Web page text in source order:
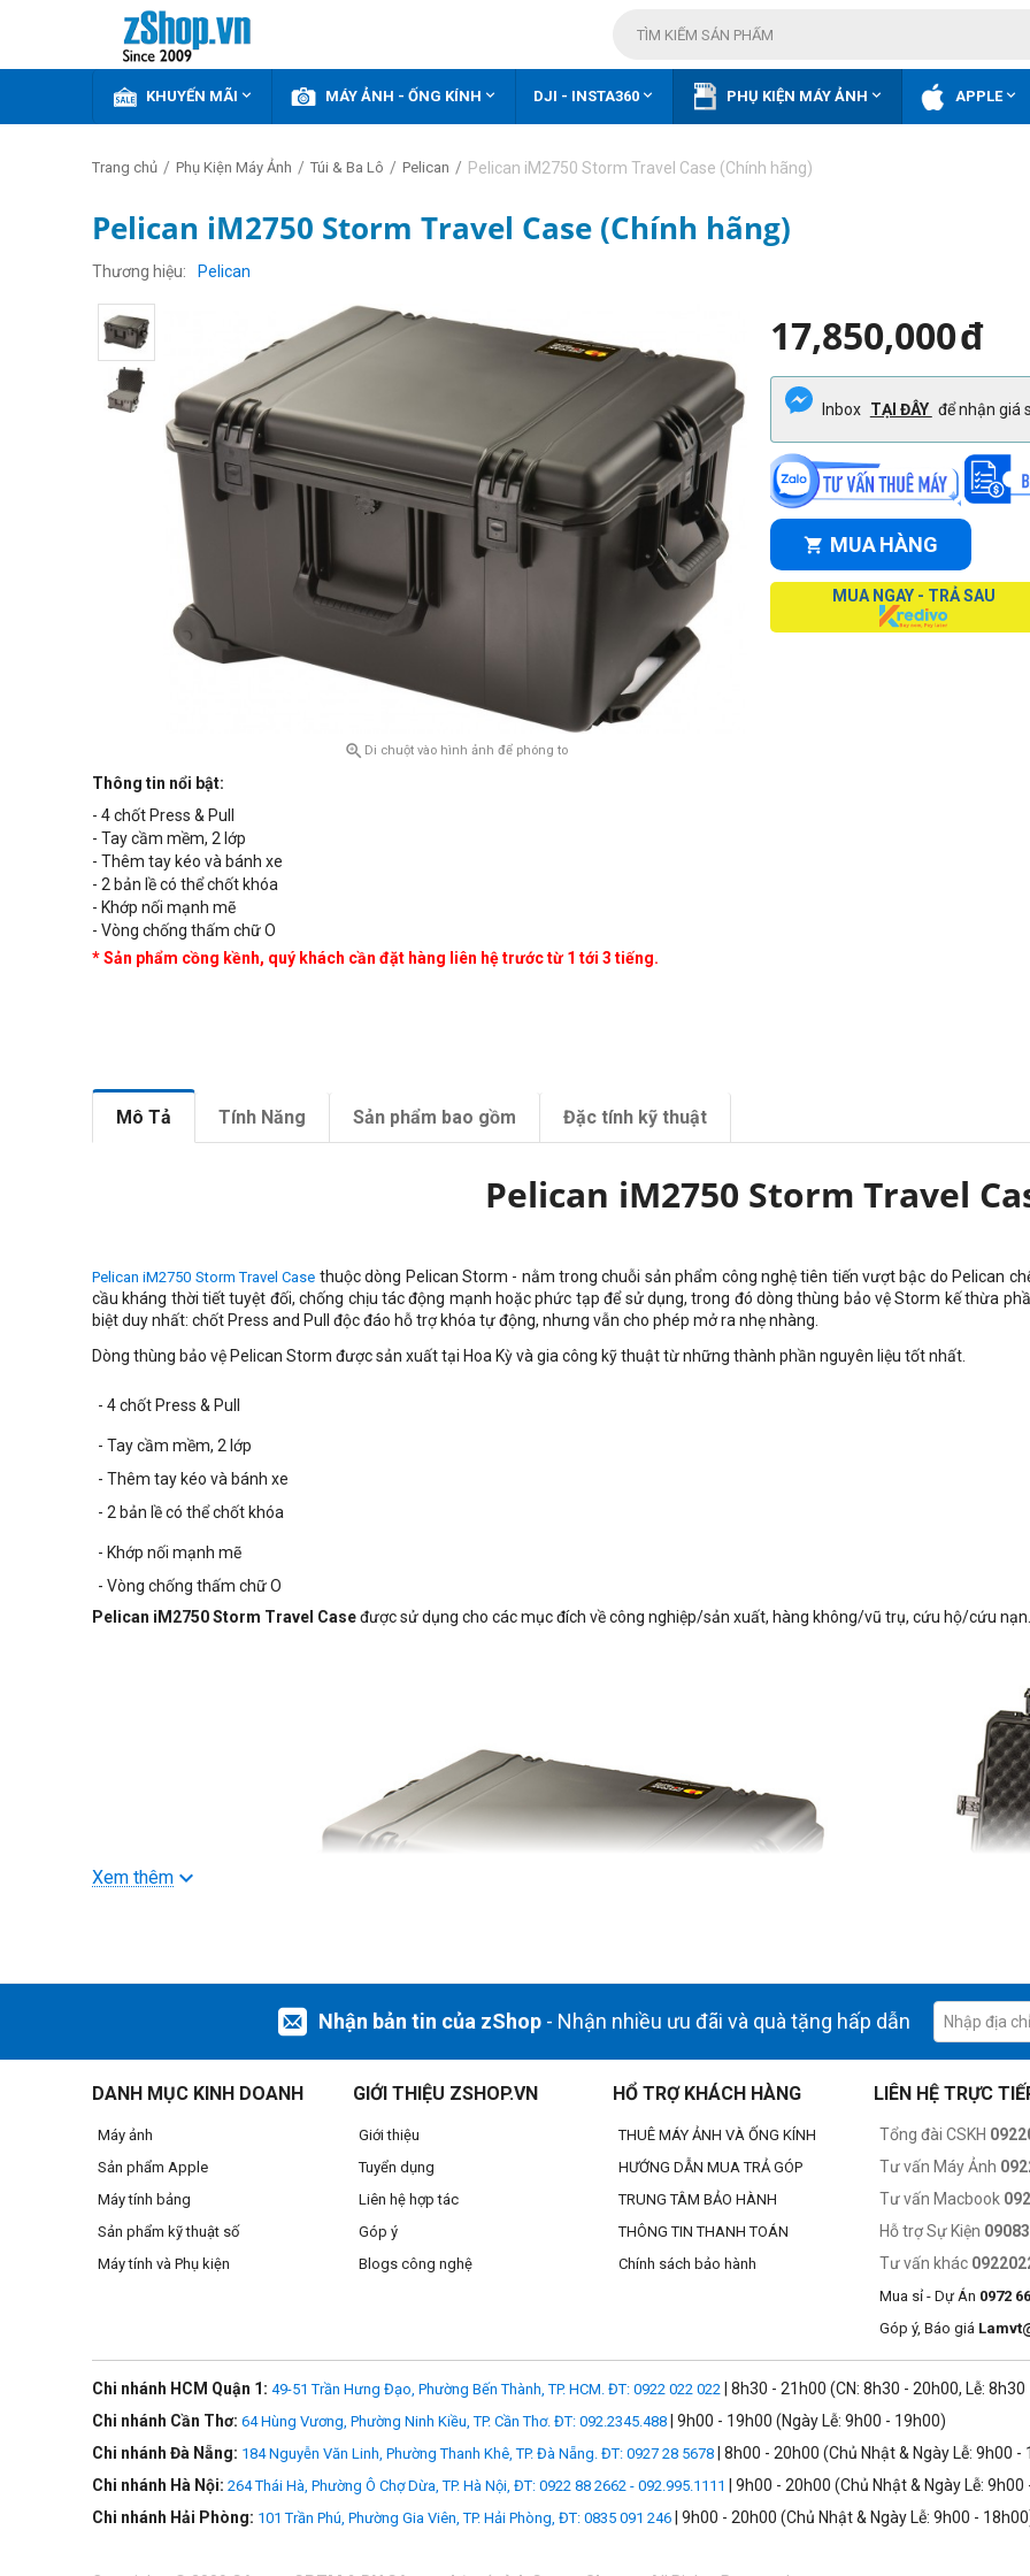
KHUYẾN MÃI  MÁY ẢNH - ỐNG KÍNH  DJI - INSTA360  PHỤ KIỆN MÁY ẢNH  APPLE
Trang chủ / Phụ Kiện Máy Ảnh / Túi & Ba Lô / Pelican / Pelican iM2750 Storm Travel Case (Chính hãng)
Pelican iM2750 Storm Travel Case (Chính hãng)
Thương hiệu Pelican
 Di chuột vào hình ảnh để phóng to
Thông tin nổi bật:
- 4 chốt Press & Pull
- Tay cầm mềm, 2 lớp
- Thêm tay kéo và bánh xe
- 2 bản lề có thể chốt khóa
- Khớp nối mạnh mẽ
- Vòng chống thấm chữ O
* Sản phẩm cồng kềnh, quý khách cần đặt hàng liên hệ trước từ 1 tới 3 tiếng.
17,850,000đ
Inbox TẠI ĐÂY để nhận giá
MUA HÀNG
MUA NGAY - TRẢ SAU
Mô Tả Tính Năng Sản phẩm bao gồm Đặc tính kỹ thuật
Pelican iM2750 Storm Travel
Pelican iM2750 Storm Travel Case thuộc dòng Pelican Storm - nằm trong chuỗi sản phẩm công nghệ tiên tiến vượt bậc do Pelican
cầu kháng thời tiết tuyệt đối, chống chịu tác động mạnh hoặc phức tạp để sử dụng, trong đó dòng thùng bảo vệ Storm kế thừa
biệt duy nhất: chốt Press and Pull độc đáo hỗ trợ khóa tự động, nhưng vẫn cho phép mở ra nhẹ nhàng.
Dòng thùng bảo vệ Pelican Storm được sản xuất tại Hoa Kỳ và gia công kỹ thuật từ những thành phần nguyên liệu tốt nhất.
- 4 chốt Press & Pull
- Tay cầm mềm, 2 lớp
- Thêm tay kéo và bánh xe
- 2 bản lề có thể chốt khóa
- Khớp nối mạnh mẽ
- Vòng chống thấm chữ O
Pelican iM2750 Storm Travel Caseđược sử dụng cho các mục đích về công nghiệp/sản xuất, hàng không/vũ trụ, cứu hộ/cứu nạn.
Xem thêm
Nhận bản tin của zShop - Nhận nhiều ưu đãi và quà tặng hấp dẫn
DANH MỤC KINH DOANH
Máy ảnh
Sản phẩm Apple
Máy tính bảng
Sản phẩm kỹ thuật số
Máy tính và Phụ kiện
GIỚI THIỆU ZSHOP.VN
Giới thiệu
Tuyển dụng
Liên hệ hợp tác
Góp ý
Blogs công nghệ
HỔ TRỢ KHÁCH HÀNG
THUÊ MÁY ẢNH VÀ ỐNG KÍNH
HƯỚNG DẪN MUA TRẢ GÓP
TRUNG TÂM BẢO HÀNH
THÔNG TIN THANH TOÁN
Chính sách bảo hành
LIÊN HỆ TRỰC
Tổng đài CSKH
Tư vấn Máy Ảnh
Tư vấn Macbook
Hỗ trợ Sự Kiện
Tư vấn khác
Mua sỉ - Dự Án 0972
Góp ý, Báo giá
Chi nhánh HCM Quận 1: 49-51 Trần Hưng Đạo, Phường Bến Thành, TP. HCM. ĐT: 0922 022 022 | 8h30 - 21h00 (CN: 8h30 - 20h00, Lễ:
Chi nhánh Cần Thơ: 64 Hùng Vương, Phường Ninh Kiều, TP. Cần Thơ. ĐT: 092.2345.488 | 9h00 - 19h00 (Ngày Lễ: 9h00 - 19h00)
Chi nhánh Đà Nẵng: 184 Nguyễn Văn Linh, Phường Thanh Khê, TP. Đà Nẵng. ĐT: 0927 28 5678 | 8h00 - 20h00 (Chủ Nhật & Ngày Lễ: 9h00 -
Chi nhánh Hà Nội: 264 Thái Hà, Phường Ô Chợ Dừa, TP. Hà Nội, ĐT: 0922 88 2662 - 092.995.1111
| 9h00 - 20h00 (Chủ Nhật & Ngày Lễ:
Chi nhánh Hải Phòng: 101 Trần Phú, Phường Gia Viên, TP. Hải Phòng, ĐT: 0835 091 246 | 9h00 - 20h00 (Chủ Nhật & Ngày Lễ: 9h00 -